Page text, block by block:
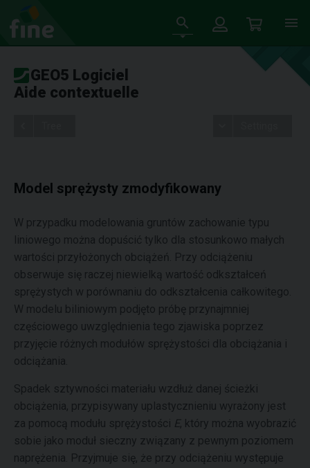
GEO5 Logiciel
Aide contextuelle
Model sprężysty zmodyfikowany
W przypadku modelowania gruntów zachowanie typu
liniowego można dopuścić tylko dla stosunkowo małych
wartości przyłożonych obciążeń. Przy odciążeniu
obserwuje się raczej niewielką wartość odkształceń
sprężystych w porównaniu do odkształcenia całkowitego.
W modelu biliniowym podjęto próbę przynajmniej
częściowego uwzględnienia tego zjawiska poprzez
przyjęcie różnych modułów sprężystości dla obciążania i
odciążania.
Spadek sztywności materiału wzdłuż danej ścieżki
obciążenia, przypisywany uplastycznieniu wyrażony jest
za pomocą modułu sprężystości E, który można wyobrazić
sobie jako moduł sieczny związany z pewnym poziomem
naprężenia. Przyjmuje się, że przy odciążeniu występuje